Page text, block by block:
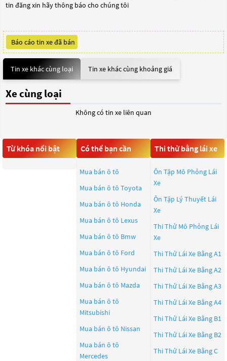
tin đăng xin hãy thông báo cho chúng tôi
Báo cáo tin xe đã bán
Tin xe khác cùng loại Tin xe khác cùng khoảng giá
Xe cùng loại
Không có tin xe liên quan
Từ khóa nổi bật Có thể bạn cần
Mua bán ô tô
Mua bán ô tô Toyota
Mua bán ô tô Honda
Mua bán ô tô Lexus
Mua bán ô tô Bmw
Mua bán ô tô Ford
Mua bán ô tô Hyundai
Mua bán ô tô Mazda
Mua bán ô tô
Mitsubishi
Mua bán ô tô Nissan
Mua bán ô tô
Mercedes
Thi thử bằng lái xe
Ôn Tập Mô Phỏng Lái
Xe
Ôn Tập Lý Thuyết Lái
Xe
Thi Thử Mô Phỏng Lái
Xe
Thi Thử Lái Xe Bằng A1
Thi Thử Lái Xe Bằng A2
Thi Thử Lái Xe Bằng A3
Thi Thử Lái Xe Bằng A4
Thi Thử Lái Xe Bằng B1
Thi Thử Lái Xe Bằng B2
Thi Thử Lái Xe Bằng C